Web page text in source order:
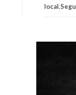
local,